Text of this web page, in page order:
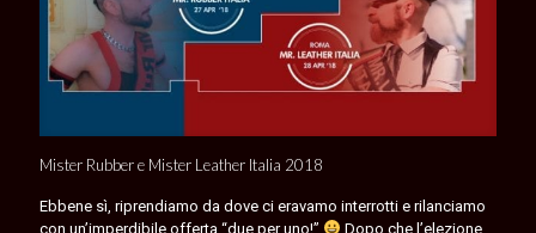
Mister Rubber e Mister Leather Italia 2018
Ebbene sì, riprendiamo da dove ci eravamo interrotti e rilanciamo
con un’imperdibile offerta “due per uno!”
Dopo che l’elezione